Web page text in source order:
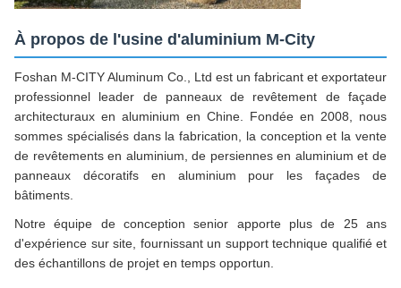
À propos de l'usine d'aluminium M-City
Foshan M-CITY Aluminum Co., Ltd est un fabricant et exportateur
professionnel leader de panneaux de revêtement de façade
architecturaux en aluminium en Chine. Fondée en 2008, nous
sommes spécialisés dans la fabrication, la conception et la vente
de revêtements en aluminium, de persiennes en aluminium et de
panneaux décoratifs en aluminium pour les façades de
bâtiments.
Notre équipe de conception senior apporte plus de 25 ans
d'expérience sur site, fournissant un support technique qualifié et
des échantillons de projet en temps opportun.